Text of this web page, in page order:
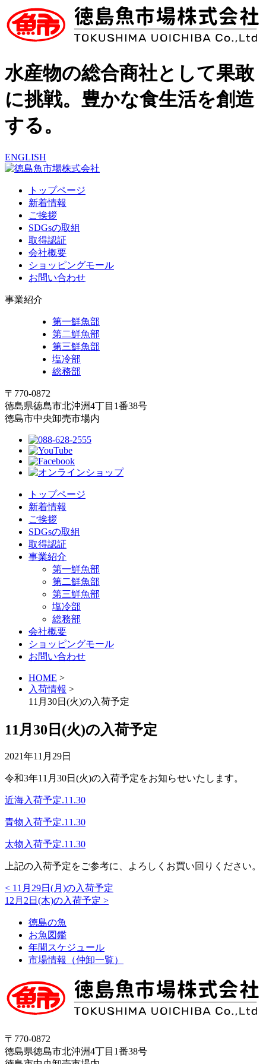
水産物の総合商社として果敢
に挑戦。豊かな食生活を創造
する。
ENGLISH
トップページ
新着情報
ご挨拶
SDGsの取組
取得認証
会社概要
ショッピングモール
お問い合わせ
事業紹介
第一鮮魚部
第二鮮魚部
第三鮮魚部
塩冷部
総務部
〒770-0872
徳島県徳島市北沖洲4丁目1番38号
徳島市中央卸売市場内
トップページ
新着情報
ご挨拶
SDGsの取組
取得認証
事業紹介
第一鮮魚部
第二鮮魚部
第三鮮魚部
塩冷部
総務部
会社概要
ショッピングモール
お問い合わせ
HOME >
入荷情報 >
11月30日(火)の入荷予定
11月30日(火)の入荷予定
2021年11月29日
令和3年11月30日(火)の入荷予定をお知らせいたします。
近海入荷予定.11.30
青物入荷予定.11.30
太物入荷予定.11.30
上記の入荷予定をご参考に、よろしくお買い回りください。
< 11月29日(月)の入荷予定
12月2日(木)の入荷予定 >
徳島の魚
お魚図鑑
年間スケジュール
市場情報（仲卸一覧）
〒770-0872
徳島県徳島市北沖洲4丁目1番38号